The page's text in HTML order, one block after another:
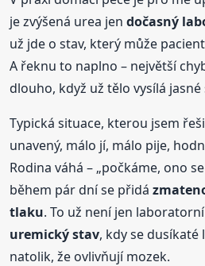
je zvýšená urea jendočasný
už jde o stav, který může
A řeknu to naplno – největší
dlouho, když už tělo vysílá jasné
Typická situace, kterou jsem
unavený, málo jí, málo pije,
Rodina váhá – „počkáme, ono
během pár dní se přidá
tlaku. To už není jen
uremický stav, kdy se
natolik, že ovlivňují mozek.